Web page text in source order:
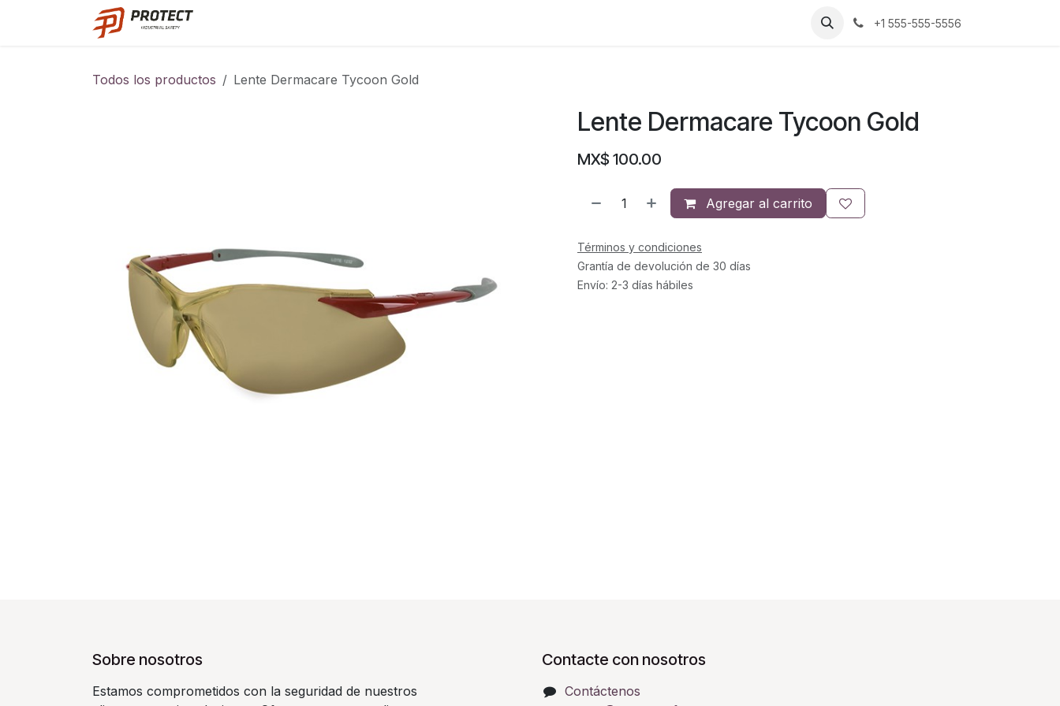
+1 555-555-5556
Todos los productos Lente Dermacare Tycoon Gold
Lente Dermacare Tycoon Gold
MX$ 100.00
Agregar al carrito
Términos y condiciones
Grantía de devolución de 30 días
Envío: 2-3 días hábiles
Sobre nosotros
Estamos comprometidos con la seguridad de nuestros
Contacte con nosotros
Contáctenos